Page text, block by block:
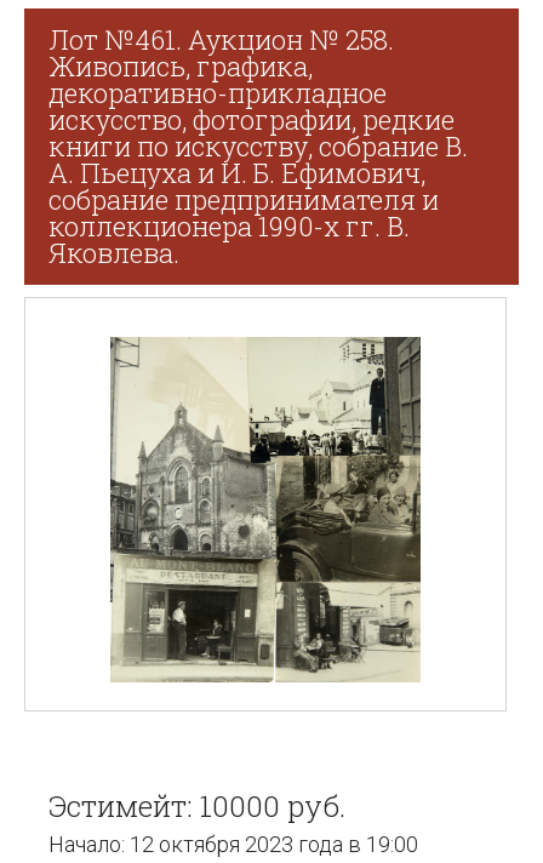
Лот №461. Аукцион № 258.
Живопись, графика,
декоративно-прикладное
искусство, фотографии, редкие
книги по искусству, собрание В.
А. Пьецуха и И. Б. Ефимович,
собрание предпринимателя и
коллекционера 1990-х гг. В.
Яковлева.
Эстимейт: 10000 руб.
Начало: 12 октября 2023 года в 19:00